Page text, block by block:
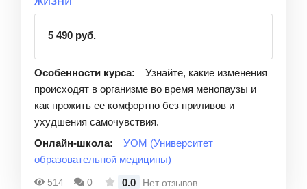
5 490 руб.
Особенности курса:
Узнайте, какие изменения
происходят в организме во время менопаузы и
как прожить ее комфортно без приливов и
ухудшения самочувствия.
Онлайн-школа:
УОМ (Университет
образовательной медицины)
514 0 0.0 Нет отзывов